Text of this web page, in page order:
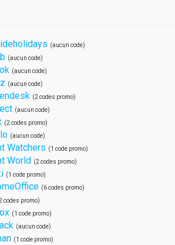
(aucun code)
(aucun code)
(aucun code)
(aucun code)
(2 codes promo)
(aucun code)
(2 codes promo)
(aucun code)
Watchers (1 code promo)
World (2 codes promo)
(1 code promo)
(6 codes promo)
codes promo)
(1 code promo)
(aucun code)
(1 code promo)